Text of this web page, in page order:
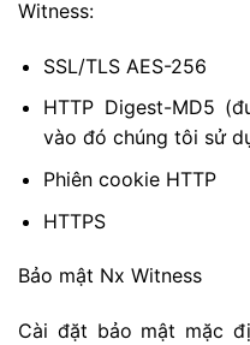
Witness:
SSL/TLS AES-256
HTTP Digest-MD5
vào đó chúng tôi sử
Phiên cookie HTTP
HTTPS
Bảo mật Nx Witness
Cài đặt bảo mật mặc